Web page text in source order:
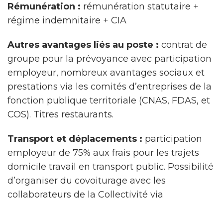
Rémunération : rémunération statutaire +
régime indemnitaire + CIA
Autres avantages liés au poste : contrat de
groupe pour la prévoyance avec participation
employeur, nombreux avantages sociaux et
prestations via les comités d’entreprises de la
fonction publique territoriale (CNAS, FDAS, et
COS). Titres restaurants.
Transport et déplacements : participation
employeur de 75% aux frais pour les trajets
domicile travail en transport public. Possibilité
d’organiser du covoiturage avec les
collaborateurs de la Collectivité via